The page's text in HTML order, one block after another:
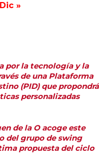
Dic »
por la tecnología y la
de una Plataforma
(PID) que propondrá
personalizadas
de la O acoge este
del grupo de swing
propuesta del ciclo